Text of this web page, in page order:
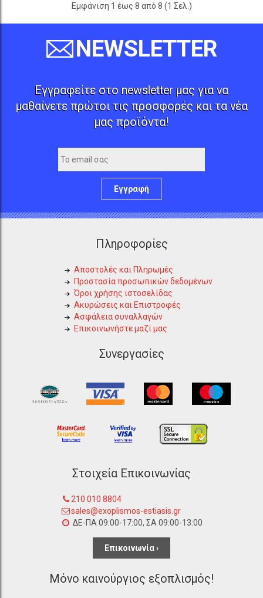
Εμφάνιση 1 έως 8 από 8 (1 Σελ.)
NEWSLETTER
Εγγραφείτε στο newsletter μας για να
μαθαίνετε πρώτοι τις προσφορές και τα νέα
μας προϊόντα!
Εγγραφή
Πληροφορίες
Αποστολές και Πληρωμές
Προστασία προσωπικών δεδομένων
Όροι χρήσης ιστοσελίδας
Ακυρώσεις και Επιστροφές
Ασφάλεια συναλλαγών
Επικοινωνήστε μαζί μας
Συνεργασίες
Στοιχεία Επικοινωνίας
210 010 8804
sales@exoplismos-estiasis.gr
ΔΕ-ΠΑ 09:00-17:00, ΣΑ 09:00-13:00
Επικοινωνία ›
Μόνο καινούργιος εξοπλισμός!